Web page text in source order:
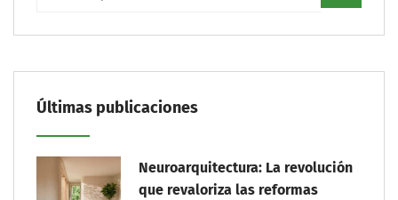
Últimas publicaciones
Neuroarquitectura: La revolución
que revaloriza las reformas